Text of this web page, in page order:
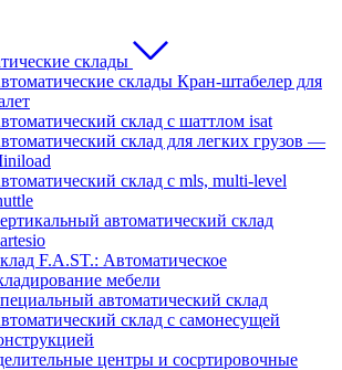
склады
склады Кран-штабелер для
склад с шаттлом isat
склад для легких грузов —
склад с mls, multi-level
автоматический склад
F.A.ST.: Автоматическое
мебели
автоматический склад
склад с самонесущей
центры и сосртировочные